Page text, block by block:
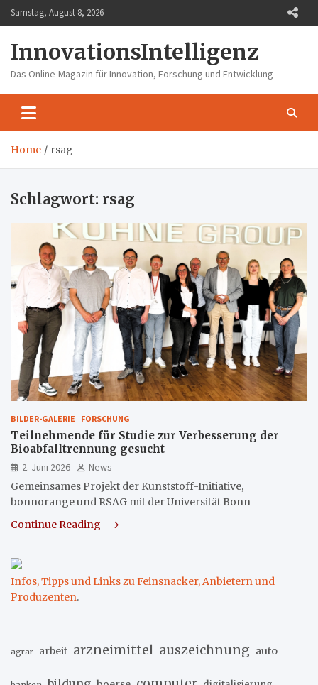
Skip
to
Samstag, August 8, 2026
InnovationsIntelligenz
Das Online-Magazin für Innovation, Forschung und Entwicklung
Home rsag
Schlagwort: rsag
BILDER-GALERIE FORSCHUNG
Teilnehmende für Studie zur Verbesserung der
Bioabfalltrennung gesucht
2. Juni 2026
News
Gemeinsames Projekt der Kunststoff-Initiative,
bonnorange und RSAG mit der Universität Bonn
Continue Reading
Infos, Tipps und Links zu Feinsnacker, Anbietern und
Produzenten.
agrar arbeit arzneimittel auszeichnung auto